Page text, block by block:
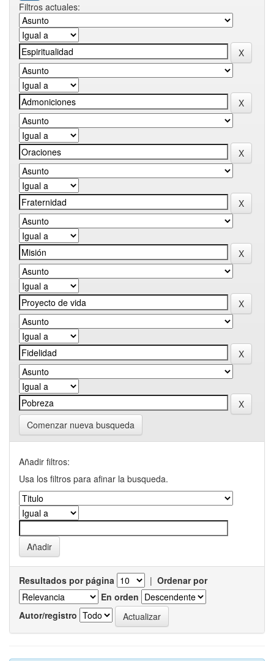
Filtros actuales:
Comenzar nueva busqueda
Añadir filtros:
Usa los filtros para afinar la busqueda.
Resultados por página | Ordenar por
En orden
Autor/registro